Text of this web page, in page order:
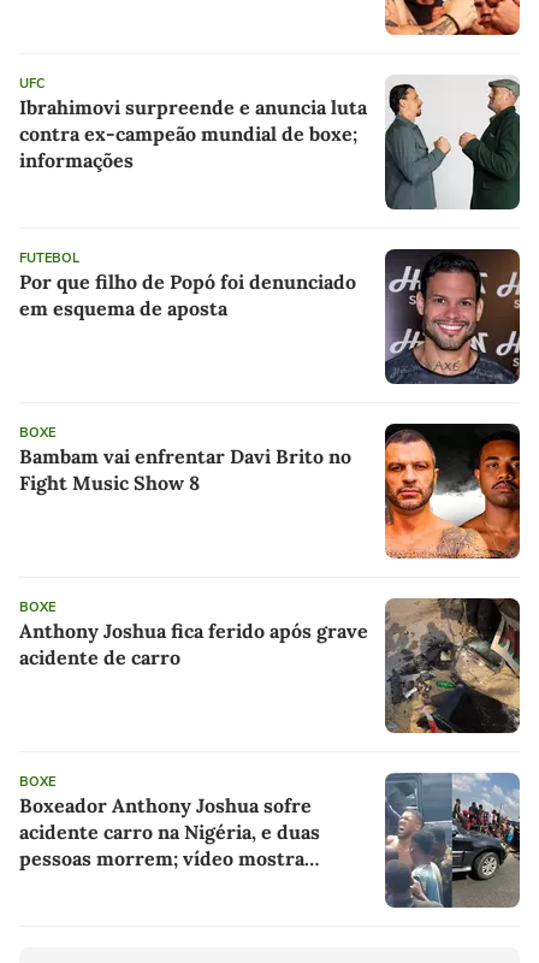
UFC
Ibrahimovi surpreende e anuncia luta
contra ex-campeão mundial de boxe;
informações
FUTEBOL
Por que filho de Popó foi denunciado
em esquema de aposta
BOXE
Bambam vai enfrentar Davi Brito no
Fight Music Show 8
BOXE
Anthony Joshua fica ferido após grave
acidente de carro
BOXE
Boxeador Anthony Joshua sofre
acidente carro na Nigéria, e duas
pessoas morrem; vídeo mostra